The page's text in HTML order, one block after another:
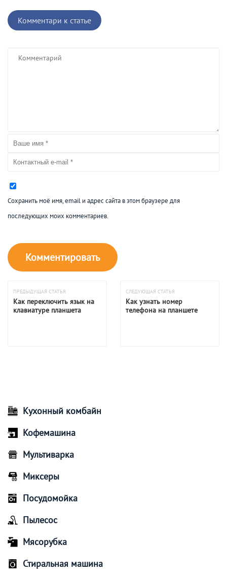
Комментари к статье
Сохранить моё имя, email и адрес сайта в этом браузере для
последующих моих комментариев.
ПРЕДЫДУЩАЯ СТАТЬЯ
Как переключить язык на
клавиатуре планшета
СЛЕДУЮЩАЯ СТАТЬЯ
Как узнать номер
телефона на планшете
Кухонный комбайн
Кофемашина
Мультиварка
Миксеры
Посудомойка
Пылесос
Мясорубка
Стиральная машина